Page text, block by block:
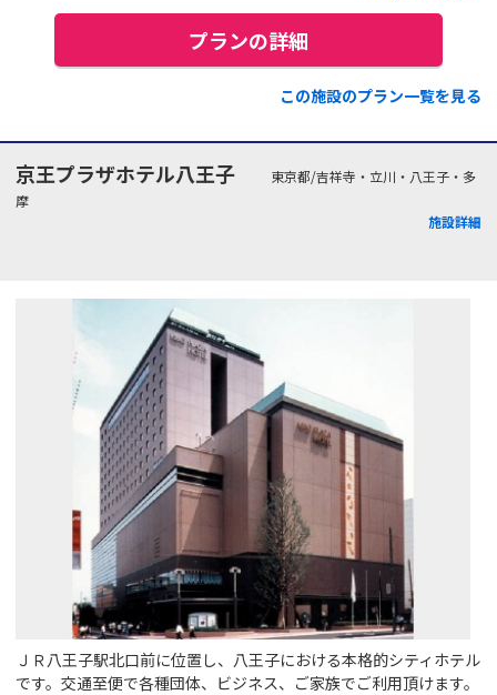
プランの詳細
この施設のプラン一覧を見る
京王プラザホテル八王子
東京都/吉祥寺・立川・八王子・多
摩
施設詳細
ＪＲ八王子駅北口前に位置し、八王子における本格的シティホテル
です。交通至便で各種団体、ビジネス、ご家族でご利用頂けます。